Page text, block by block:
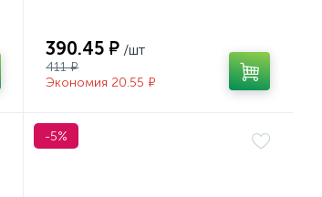
390.45 ₽ /шт
411 ₽
Экономия 20.55 ₽
-5%